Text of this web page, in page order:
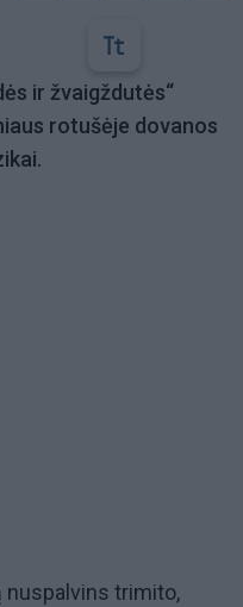
ir žvaigždutės“
rotušėje dovanos
nuspalvins trimito,